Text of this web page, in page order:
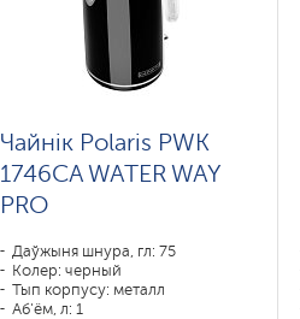
Чайнік Polaris PWK
1746CA WATER WAY
PRO
Даўжыня шнура, гл: 75
Колер: черный
Тып корпусу: металл
Аб'ём, л: 1